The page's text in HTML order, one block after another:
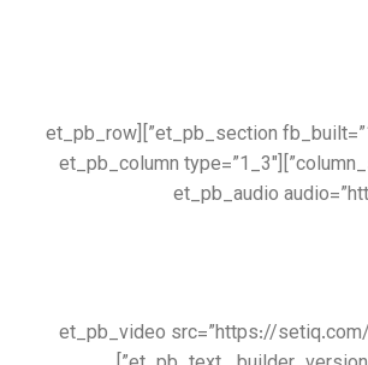
[/et_pb_text][/et_pb_column][/et_pb_row][/et_pb_section][et_pb_section fb_built=”1″ admin_label=”Features” _builder_version=”3.22″ locked=”off” collapsed=”on”][et_pb_row
column_structure=”1_3,1_3,1_3″ _builder_version=”3.25″ max_width=”1280px” use_custom_width=”on” custom_width_px=”1280px” collapsed=”on”][et_pb_column type=”1_3″
_builder_version=”3.25″
[/et_pb_text][/et_pb_column][et_pb_column type=”1_3″ _builder_version=”3.25″ custom_padding=”|||” custom_padding__hover=”|||”][et_pb_video